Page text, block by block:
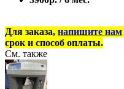
Для заказа, напишите нам
срок и способ оплаты.
См. также